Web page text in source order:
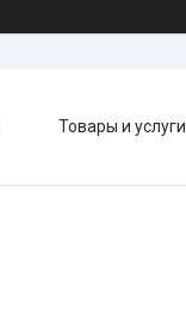
Товары и услуги